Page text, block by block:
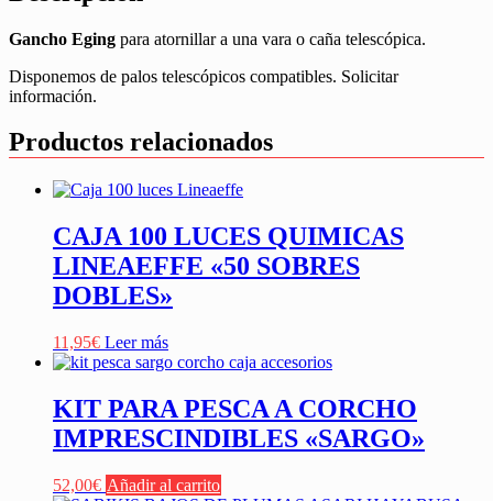
Gancho Eging para atornillar a una vara o caña telescópica.
Disponemos de palos telescópicos compatibles. Solicitar
información.
Productos relacionados
CAJA 100 LUCES QUIMICAS
LINEAEFFE «50 SOBRES
DOBLES»
11,95€ Leer más
KIT PARA PESCA A CORCHO
IMPRESCINDIBLES «SARGO»
52,00€ Añadir al carrito